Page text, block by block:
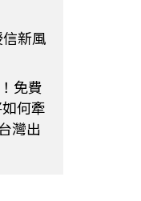
新風
免費
何牽
灣出